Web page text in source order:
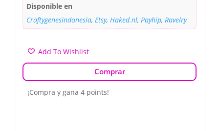
Disponible en
Craftygenesindonesia, Etsy, Haked.nl, Payhip, Ravelry
Add To Wishlist
Comprar
¡Compra y gana 4 points!